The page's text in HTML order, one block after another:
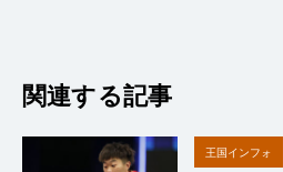
関連する記事
王国インフォ